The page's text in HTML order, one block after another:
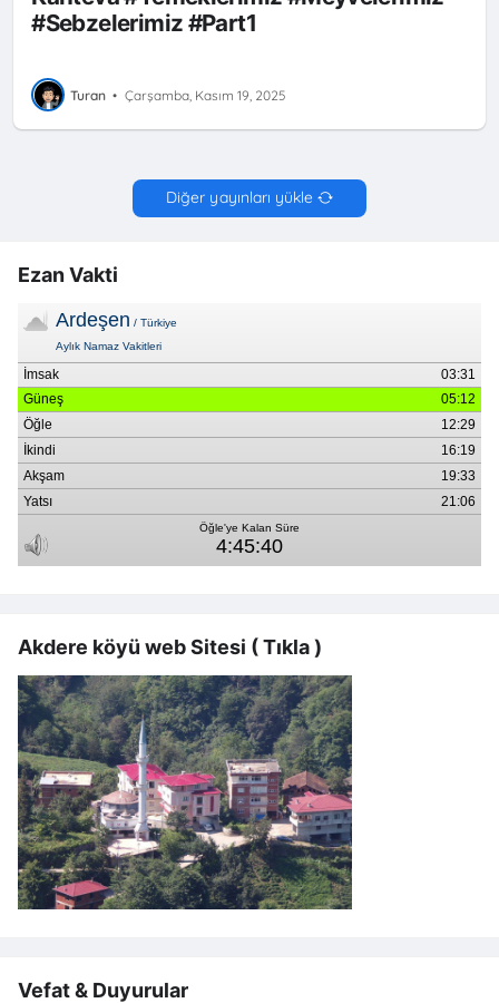
#Sebzelerimiz #Part1
Turan • Çarşamba, Kasım 19, 2025
Diğer yayınları yükle
Ezan Vakti
Akdere köyü web Sitesi ( Tıkla )
Vefat & Duyurular